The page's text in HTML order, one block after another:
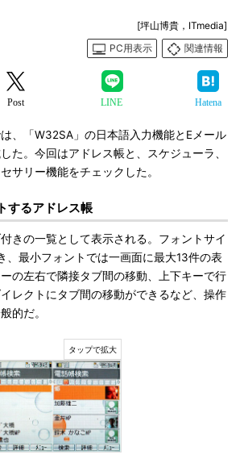
[坪山博貴，ITmedia]
PC用表示
関連情報
Post LINE Hatena
、「W32SA」の日本語入力機能とEメール
た。今回はアドレス帳と、スケジューラ、
サリー機能をチェックした。
するアドレス帳
きの一覧として表示される。フォントサイ
、最小フォントでは一画面に最大13件の表
の左右で隣接タブ間の移動、上下キーで行
レクトにタブ間の移動ができるなど、操作
的だ。